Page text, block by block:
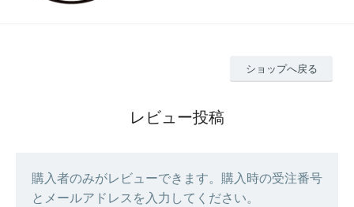
ショップへ戻る
レビュー投稿
購入者のみがレビューできます。購入時の受注番号
とメールアドレスを入力してください。